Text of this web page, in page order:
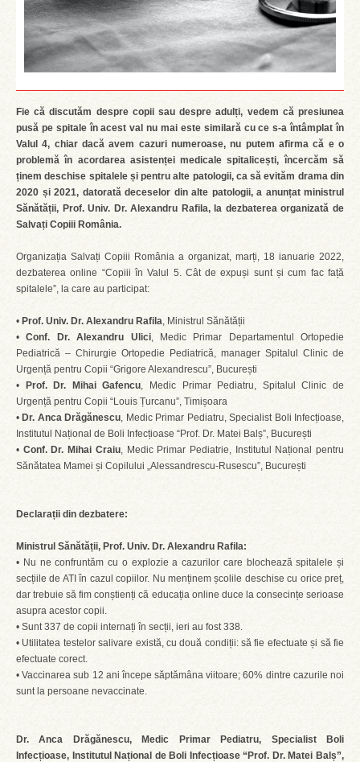
Fie că discutăm despre copii sau despre adulți, vedem că presiunea
pusă pe spitale în acest val nu mai este similară cu ce s-a întâmplat în
Valul 4, chiar dacă avem cazuri numeroase, nu putem afirma că e o
problemă în acordarea asistenței medicale spitalicești, încercăm să
ținem deschise spitalele și pentru alte patologii, ca să evităm drama din
2020 și 2021, datorată deceselor din alte patologii, a anunțat ministrul
Sănătății, Prof. Univ. Dr. Alexandru Rafila, la dezbaterea organizată de
Salvați Copiii România.
Organizația Salvați Copiii România a organizat, marți, 18 ianuarie 2022,
dezbaterea online “Copiii în Valul 5. Cât de expuși sunt și cum fac față
spitalele”, la care au participat:
• Prof. Univ. Dr. Alexandru Rafila, Ministrul Sănătății
•Conf. Dr. Alexandru Ulici, Medic Primar Departamentul Ortopedie
Pediatrică – Chirurgie Ortopedie Pediatrică, manager Spitalul Clinic de
Urgență pentru Copii “Grigore Alexandrescu”, București
•
Prof. Dr. Mihai Gafencu, Medic Primar Pediatru, Spitalul Clinic de
Urgență pentru Copii “Louis Țurcanu”, Timișoara
• Dr. Anca Drăgănescu, Medic Primar Pediatru, Specialist Boli Infecțioase,
Institutul Național de Boli Infecțioase “Prof. Dr. Matei Balș”, București
• Conf. Dr. Mihai Craiu, Medic Primar Pediatrie, Institutul Național pentru
Sănătatea Mamei și Copilului „Alessandrescu-Rusescu”, București
Declarații din dezbatere:
Ministrul Sănătății, Prof. Univ. Dr. Alexandru Rafila:
• Nu ne confruntăm cu o explozie a cazurilor care blochează spitalele și
secțiile de ATI în cazul copiilor. Nu menținem școlile deschise cu orice preț,
dar trebuie să fim conștienți că educația online duce la consecințe serioase
asupra acestor copii.
• Sunt 337 de copii internați în secții, ieri au fost 338.
• Utilitatea testelor salivare există, cu două condiții: să fie efectuate și să fie
efectuate corect.
• Vaccinarea sub 12 ani începe săptămâna viitoare; 60% dintre cazurile noi
sunt la persoane nevaccinate.
Dr. Anca Drăgănescu, Medic Primar Pediatru, Specialist Boli
Infecțioase, Institutul Național de Boli Infecțioase “Prof. Dr. Matei Balș”,